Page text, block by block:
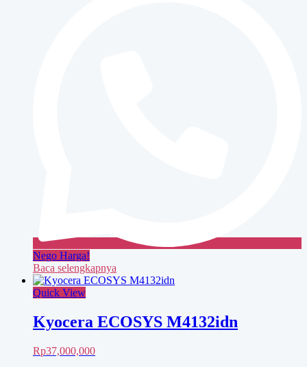
Nego Harga!
Baca selengkapnya
Quick View
Kyocera ECOSYS M4132idn
Rp37,000,000